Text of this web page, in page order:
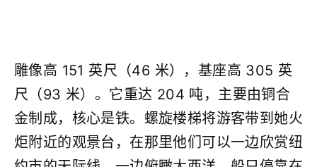
雕像高 151 英尺（46 米），基座高 305 英
尺（93 米）。它重达 204 吨，主要由铜合
金制成，核心是铁。螺旋楼梯将游客带到她火
炬附近的观景台，在那里他们可以一边欣赏纽